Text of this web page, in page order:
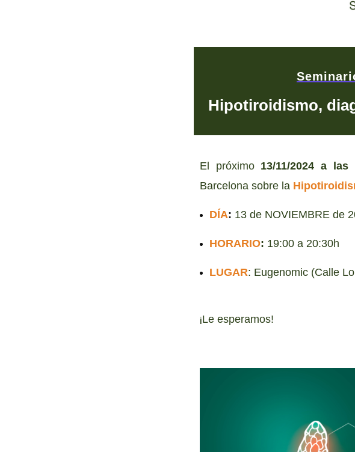
Hipotiroidismo,
El próximo 13/11/2024 a las
Barcelona sobre la
DÍA: 13 de NOVIEMBRE de
HORARIO: 19:00 a 20:30h
LUGAR: Eugenomic (Calle
¡Le esperamos!